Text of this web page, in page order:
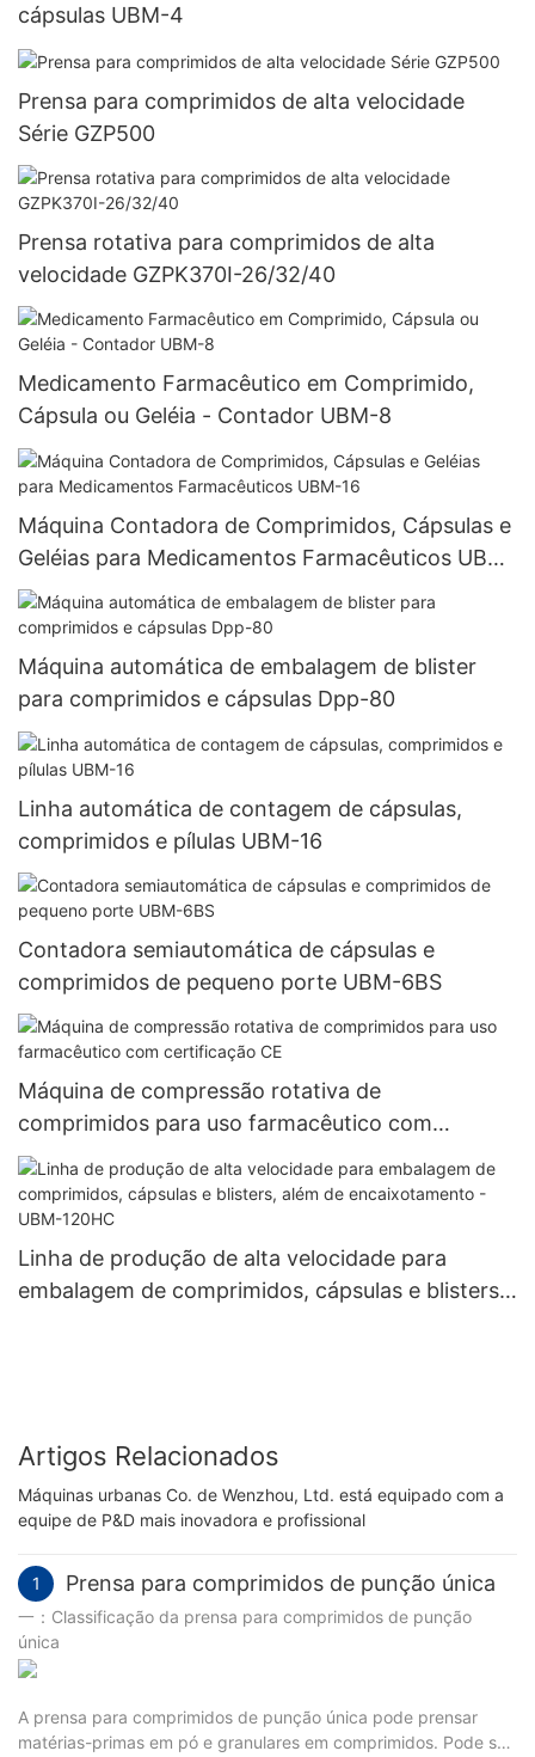
cápsulas UBM-4
Prensa para comprimidos de alta velocidade
Série GZP500
Prensa rotativa para comprimidos de alta
velocidade GZPK370I-26/32/40
Medicamento Farmacêutico em Comprimido,
Cápsula ou Geléia - Contador UBM-8
Máquina Contadora de Comprimidos, Cápsulas e
Geléias para Medicamentos Farmacêuticos UBM-
16
Máquina automática de embalagem de blister
para comprimidos e cápsulas Dpp-80
Linha automática de contagem de cápsulas,
comprimidos e pílulas UBM-16
Contadora semiautomática de cápsulas e
comprimidos de pequeno porte UBM-6BS
Máquina de compressão rotativa de
comprimidos para uso farmacêutico com
certificação CE
Linha de produção de alta velocidade para
embalagem de comprimidos, cápsulas e blisters,
Artigos Relacionados
Máquinas urbanas Co. de Wenzhou, Ltd. está equipado com a
equipe de P&D mais inovadora e profissional
1 Prensa para comprimidos de punção única
一：Classificação da prensa para comprimidos de punção
única
A prensa para comprimidos de punção única pode prensar
matérias-primas em pó e granulares em comprimidos. Pode ser